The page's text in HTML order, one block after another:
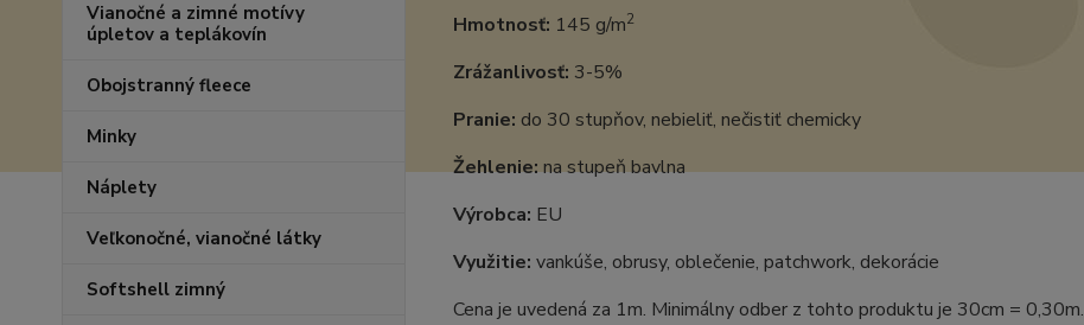
Vianočné a zimné motívy
úpletov a teplákovín
Obojstranný fleece
Minky
Náplety
Veľkonočné, vianočné látky
Softshell zimný
Hmotnosť: 145 g/m2
Zrážanlivosť: 3-5%
Pranie: do 30 stupňov, nebieliť, nečistiť chemicky
Žehlenie:na stupeň bavlna
Výrobca: EU
Využitie: vankúše, obrusy, oblečenie, patchwork, dekorácie
Cena je uvedená za 1m. Minimálny odber z tohto produktu je 30cm = 0,30m.